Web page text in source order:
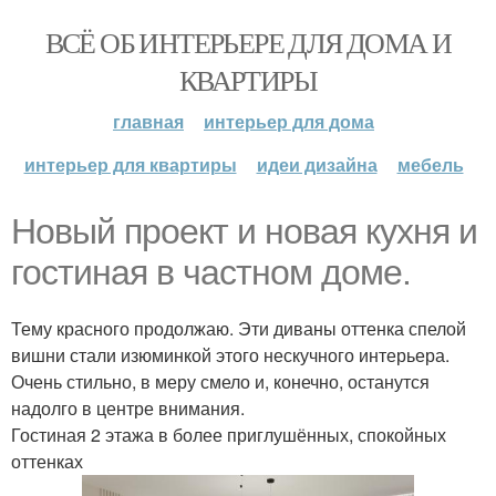
ВСЁ ОБ ИНТЕРЬЕРЕ ДЛЯ ДОМА И
КВАРТИРЫ
главная
интерьер для дома
интерьер для квартиры
идеи дизайна мебель
Новый проект и новая кухня и
гостиная в частном доме.
Тему красного продолжаю. Эти диваны оттенка спелой
вишни стали изюминкой этого нескучного интерьера.
Очень стильно, в меру смело и, конечно, останутся
надолго в центре внимания.
Гостиная 2 этажа в более приглушённых, спокойных
оттенках